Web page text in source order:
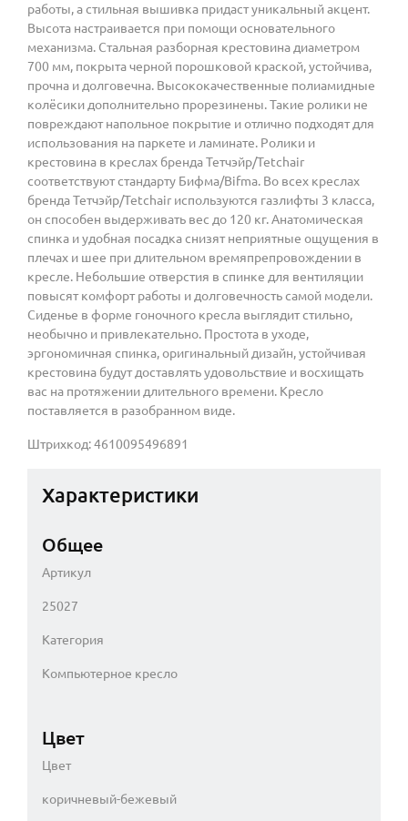
работы, а стильная вышивка придаст уникальный акцент.
Высота настраивается при помощи основательного
механизма. Стальная разборная крестовина диаметром
700 мм, покрыта черной порошковой краской, устойчива,
прочна и долговечна. Высококачественные полиамидные
колёсики дополнительно прорезинены. Такие ролики не
повреждают напольное покрытие и отлично подходят для
использования на паркете и ламинате. Ролики и
крестовина в креслах бренда Тетчэйр/Tetchair
соответствуют стандарту Бифма/Bifma. Во всех креслах
бренда Тетчэйр/Tetchair используются газлифты 3 класса,
он способен выдерживать вес до 120 кг. Анатомическая
спинка и удобная посадка снизят неприятные ощущения в
плечах и шее при длительном времяпрепровождении в
кресле. Небольшие отверстия в спинке для вентиляции
повысят комфорт работы и долговечность самой модели.
Сиденье в форме гоночного кресла выглядит стильно,
необычно и привлекательно. Простота в уходе,
эргономичная спинка, оригинальный дизайн, устойчивая
крестовина будут доставлять удовольствие и восхищать
вас на протяжении длительного времени. Кресло
поставляется в разобранном виде.
Штрихкод: 4610095496891
Характеристики
Общее
Артикул
25027
Категория
Компьютерное кресло
Цвет
Цвет
коричневый-бежевый